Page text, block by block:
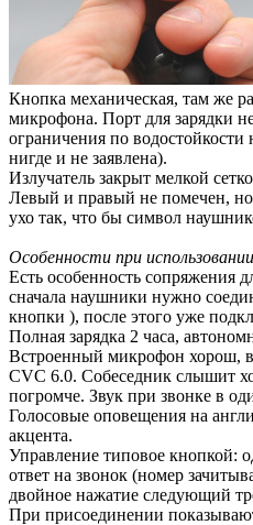
Кнопка механическая, там же
микрофона. Порт для зарядки
ограничения по
нигде и не заявлена).
Излучатель закрыт мелкой
Левый и правый не помечен,
ухо так, что бы символ
Особенности при использовании
Есть особенность сопряжения
сначала наушники нужно
кнопки ), после этого уже
Полная зарядка 2 часа,
Встроенный микрофон хорош,
CVC 6.0. Собеседник слышит
погромче. Звук при звонке в
Голосовые оповещения на
акцента.
Управление типовое кнопкой:
ответ на звонок (номер
двойное нажатие следующий
При присоединении